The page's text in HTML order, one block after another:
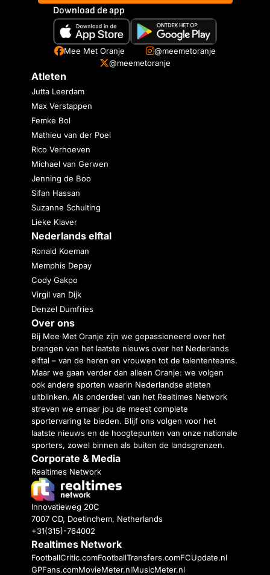
Download de app
Mee Met Oranje
@meemetoranje
@meemetoranje
Atleten
Jutta Leerdam
Max Verstappen
Femke Bol
Mathieu van der Poel
Rico Verhoeven
Michael van Gerwen
Jenning de Boo
Sifan Hassan
Suzanne Schulting
Lieke Klaver
Nederlands elftal
Ronald Koeman
Memphis Depay
Cody Gakpo
Virgil van Dijk
Denzel Dumfries
Over ons
Bij Mee Met Oranje zijn we gepassioneerd over het
brengen van het laatste nieuws over het Nederlands
elftal – van de heren en vrouwen tot de talententeams.
Maar we gaan verder dan alleen Oranje: we volgen
ook andere sporten waarin Nederlandse atleten
uitblinken. Als onderdeel van het Realtimes Network
streven we ernaar jou de meest complete
sportervaring te bieden. Blijf ons volgen voor het
laatste nieuws en de hoogtepunten van onze nationale
sporters, zowel binnen als buiten de landsgrenzen.
Corporate & Media
Realtimes Network
Innovatieweg 20C
7007 CD, Doetinchem, Netherlands
+31(315)-764002
Realtimes Network
FootballCritic.comFootballTransfers.comFCUpdate.nl
GPFans.comMovieMeter.nlMusicMeter.nl